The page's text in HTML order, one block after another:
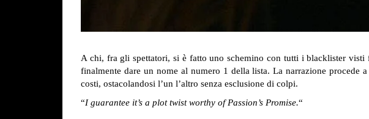
A chi, fra gli spettatori, si è fatto uno schemino con tutti i blacklister visti
finalmente dare un nome al numero 1 della lista. La narrazione
costi, ostacolandosi l’un l’altro senza esclusione di colpi.
“I guarantee it’s a plot twist worthy of Passion’s Promise.“